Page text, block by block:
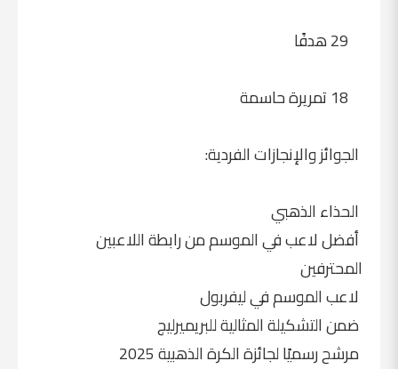
الجوائز والإنجازات الفردية:
الحذاء الذهبي
أفضل لاعب في الموسم من رابطة اللاعبين
المحترفين
لاعب الموسم في ليفربول
ضمن التشكيلة المثالية للبريميرليج
مرشح رسميًا لجائزة الكرة الذهبية 2025